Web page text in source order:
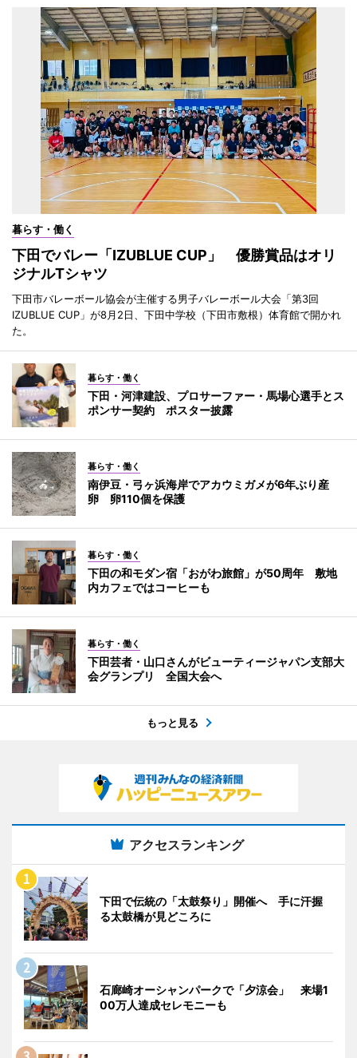
暮らす・働く
下田でバレー「IZUBLUE CUP」 優勝賞品はオリ
ジナルTシャツ
下田市バレーボール協会が主催する男子バレーボール大会「第3回
IZUBLUE CUP」が8月2日、下田中学校（下田市敷根）体育館で開かれ
た。
暮らす・働く
下田・河津建設、プロサーファー・馬場心選手とス
ポンサー契約 ポスター披露
暮らす・働く
南伊豆・弓ヶ浜海岸でアカウミガメが6年ぶり産
卵 卵110個を保護
暮らす・働く
下田の和モダン宿「おがわ旅館」が50周年 敷地
内カフェではコーヒーも
暮らす・働く
下田芸者・山口さんがビューティージャパン支部大
会グランプリ 全国大会へ
もっと見る
アクセスランキング
下田で伝統の「太鼓祭り」開催へ 手に汗握
る太鼓橋が見どころに
石廊崎オーシャンパークで「夕涼会」 来場1
00万人達成セレモニーも